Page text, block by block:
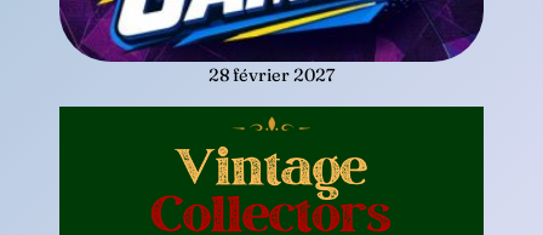
28 février 2027